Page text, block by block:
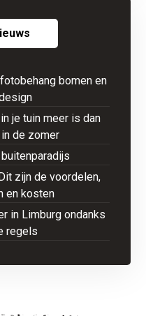
bomen en
je tuin meer is dan
de zomer
zijn de voordelen,
en kosten
in Limburg ondanks
regels